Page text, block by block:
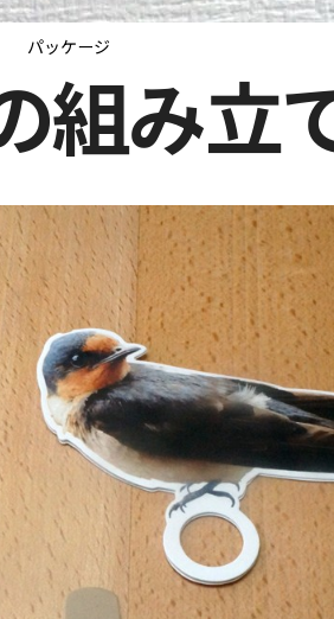
パッケージ
組み立